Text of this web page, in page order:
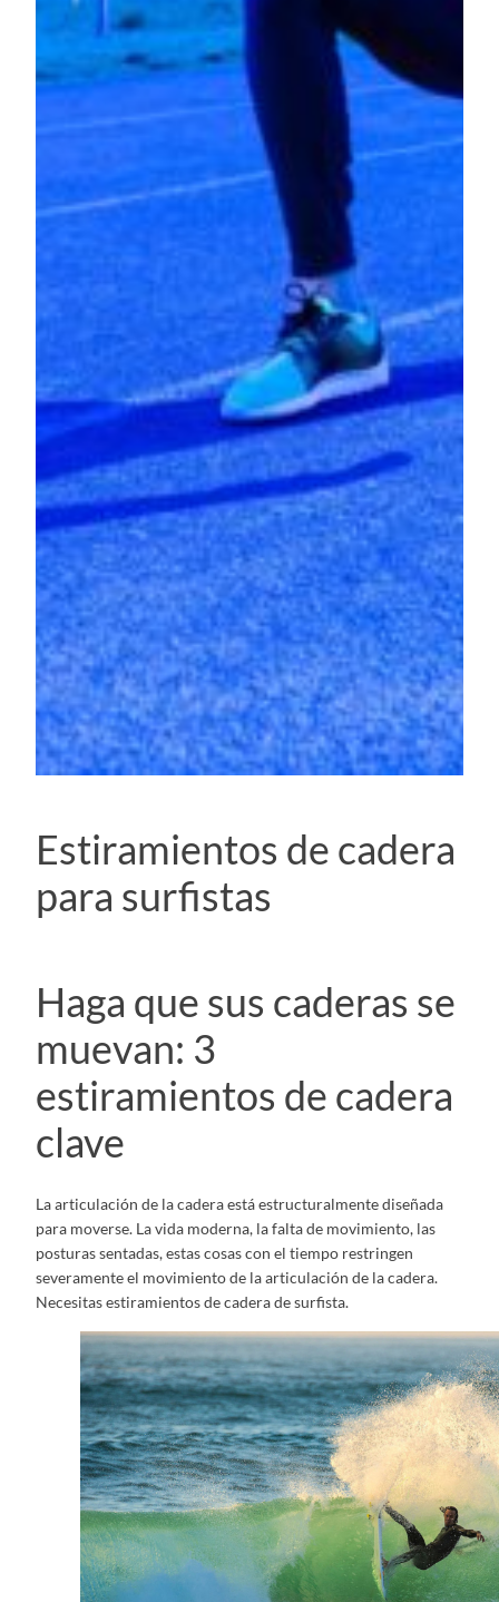
Estiramientos de cadera
para surfistas
Haga que sus caderas se
muevan: 3
estiramientos de cadera
clave
La articulación de la cadera está estructuralmente diseñada
para moverse. La vida moderna, la falta de movimiento, las
posturas sentadas, estas cosas con el tiempo restringen
severamente el movimiento de la articulación de la cadera.
Necesitas estiramientos de cadera de surfista.